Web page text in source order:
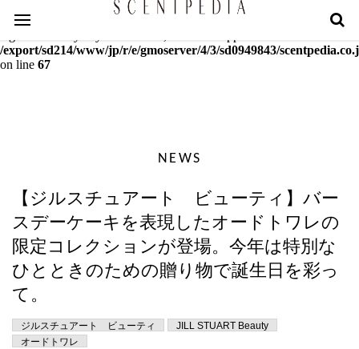
Warning
: mcrypt_decrypt(): Key of size 18 not supported by this
/export/sd214/www/jp/r/e/gmoserver/4/3/sd0949843/
on line 67
NEWS
【ジルスチュアート ビューティ】バー
スデーケーキを表現したオードトワレの
限定コレクションが登場。今年は特別な
ひとときのための贈り物で誕生日を彩っ
て。
ジルスチュアート ビューティ
JILL STUART Beauty
オードトワレ